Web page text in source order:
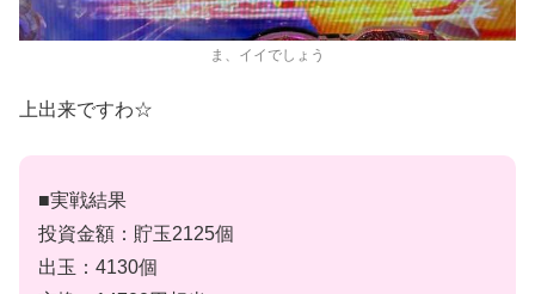
ま、イイでしょう
上出来ですわ☆
■実戦結果
投資金額：貯玉2125個
出玉：4130個